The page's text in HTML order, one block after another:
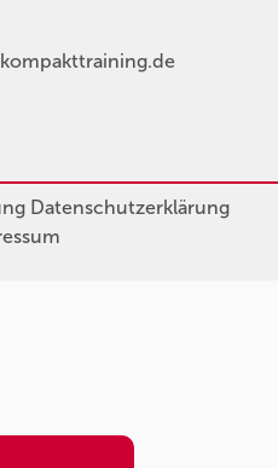
Datenschutzerklärung